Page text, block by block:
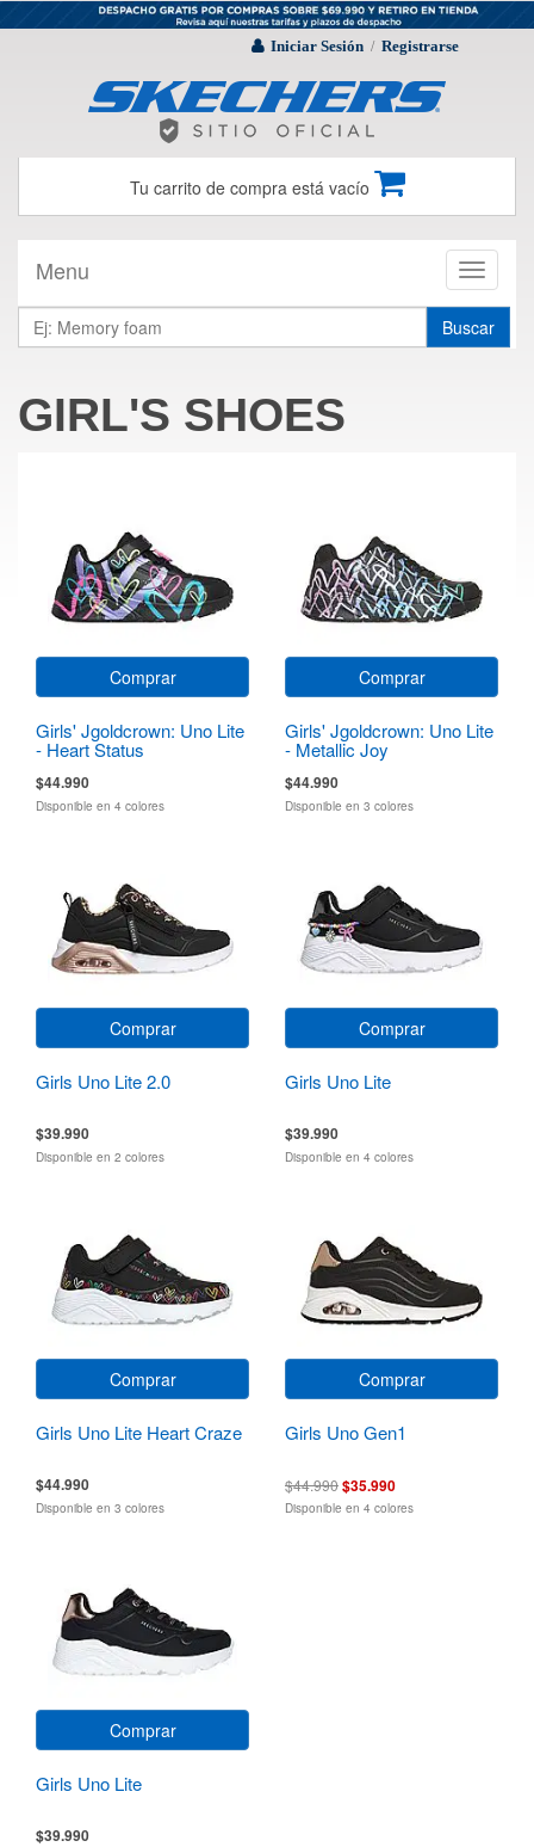
Iniciar Sesión / Registrarse
Tu carrito de compra está vacío
Toggle
Menu
Buscar
GIRL'S SHOES
Comprar
Girls' Jgoldcrown: Uno Lite
- Heart Status
$44.990
Disponible en 4 colores
Comprar
Girls' Jgoldcrown: Uno Lite
- Metallic Joy
$44.990
Disponible en 3 colores
Comprar
Girls Uno Lite 2.0
$39.990
Disponible en 2 colores
Comprar
Girls Uno Lite
$39.990
Disponible en 4 colores
Comprar
Girls Uno Lite Heart Craze
$44.990
Disponible en 3 colores
Comprar
Girls Uno Gen1
$44.990$35.990
Disponible en 4 colores
Comprar
Girls Uno Lite
$39.990